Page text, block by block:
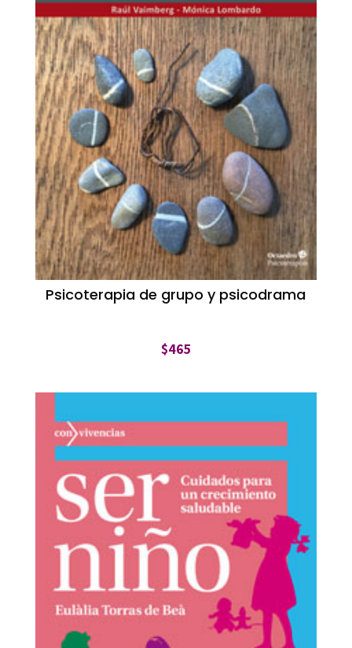
Psicoterapia de grupo y psicodrama
$465